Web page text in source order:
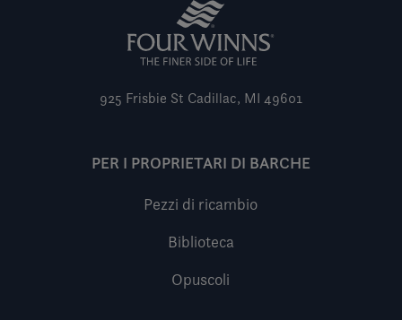
925 Frisbie St Cadillac, MI 49601
PER I PROPRIETARI DI BARCHE
Pezzi di ricambio
Biblioteca
Opuscoli